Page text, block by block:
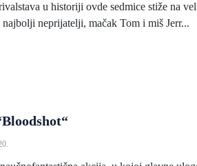
u historiji ovde sedmice stiže na
neprijatelji, mačak Tom i miš Jerr...